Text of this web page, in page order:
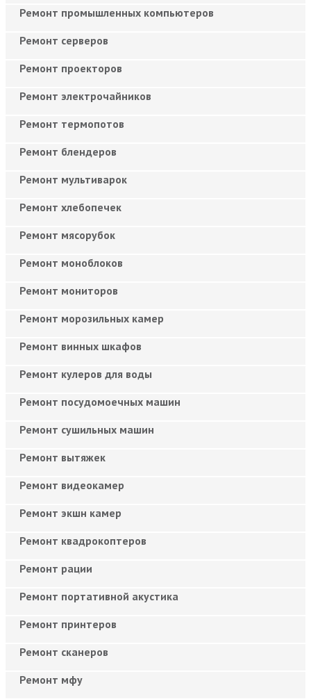
Ремонт промышленных компьютеров
Ремонт серверов
Ремонт проекторов
Ремонт электрочайников
Ремонт термопотов
Ремонт блендеров
Ремонт мультиварок
Ремонт хлебопечек
Ремонт мясорубок
Ремонт моноблоков
Ремонт мониторов
Ремонт морозильных камер
Ремонт винных шкафов
Ремонт кулеров для воды
Ремонт посудомоечных машин
Ремонт сушильных машин
Ремонт вытяжек
Ремонт видеокамер
Ремонт экшн камер
Ремонт квадрокоптеров
Ремонт рации
Ремонт портативной акустика
Ремонт принтеров
Ремонт сканеров
Ремонт мфу